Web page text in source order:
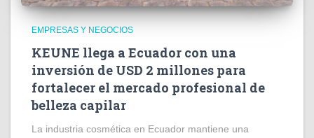
EMPRESAS Y NEGOCIOS
KEUNE llega a Ecuador con una
inversión de USD 2 millones para
fortalecer el mercado profesional de
belleza capilar
La industria cosmética en Ecuador mantiene una